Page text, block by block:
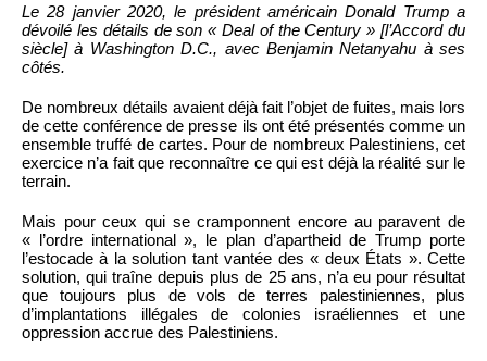
Le 28 janvier 2020, le président américain Donald Trump a
dévoilé les détails de son « Deal of the Century » [l’Accord du
siècle] à Washington D.C., avec Benjamin Netanyahu à ses
côtés.
De nombreux détails avaient déjà fait l’objet de fuites, mais lors
de cette conférence de presse ils ont été présentés comme un
ensemble truffé de cartes. Pour de nombreux Palestiniens, cet
exercice n’a fait que reconnaître ce qui est déjà la réalité sur le
terrain.
Mais pour ceux qui se cramponnent encore au paravent de
« l’ordre international », le plan d’apartheid de Trump porte
l’estocade à la solution tant vantée des « deux États ». Cette
solution, qui traîne depuis plus de 25 ans, n’a eu pour résultat
que toujours plus de vols de terres palestiniennes, plus
d’implantations illégales de colonies israéliennes et une
oppression accrue des Palestiniens.